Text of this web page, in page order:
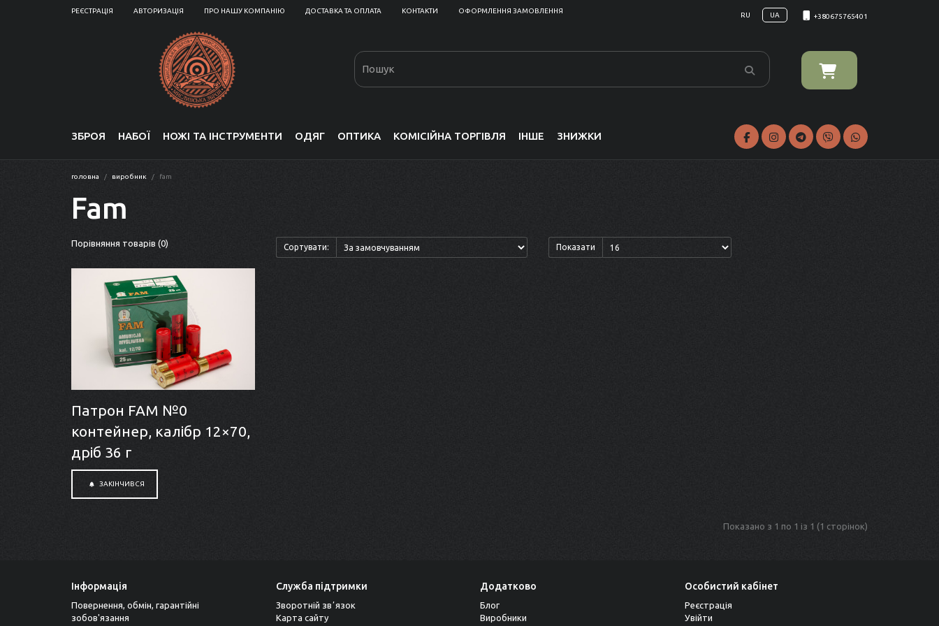
РЕЄСТРАЦІЯ АВТОРИЗАЦІЯ ПРО НАШУ КОМПАНІЮ ДОСТАВКА ТА ОПЛАТА КОНТАКТИ ОФОРМЛЕННЯ ЗАМОВЛЕННЯ
RU UA +380675765401
ЗБРОЯ НАБОЇ НОЖІ ТА ІНСТРУМЕНТИ ОДЯГ ОПТИКА КОМІСІЙНА ТОРГІВЛЯ ІНШЕ ЗНИЖКИ
головна виробник fam
Fam
Порівняння товарів (0) Сортувати: Показати
Патрон FAM №0
контейнер, калібр 12×70,
дріб 36 г
ЗАКІНЧИВСЯ
Показано з 1 по 1 із 1 (1 сторінок)
Інформація
Повернення, обмін, гарантійні
зобов'язання
Служба підтримки
Зворотній звʼязок
Карта сайту
Додатково
Блог
Виробники
Особистий кабінет
Реєстрація
Увійти